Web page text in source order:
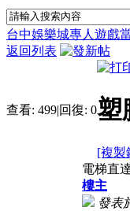
台中娛樂城專人遊戲
返回列表
查看: 499|回復: 0塑
[複製
電梯直
樓主
發表